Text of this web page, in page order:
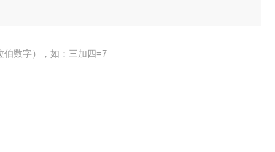
伯数字），如：三加四=7